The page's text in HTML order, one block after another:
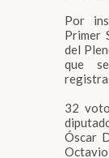
Por
Primer
del
que
32
Óscar